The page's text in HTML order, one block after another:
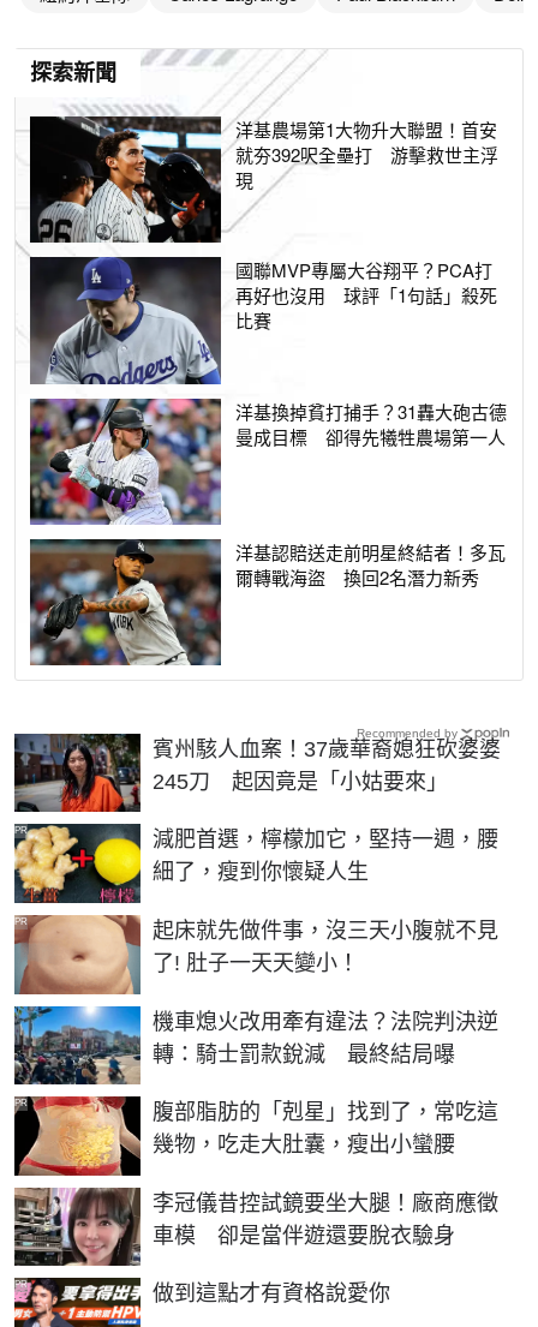
探索新聞
洋基農場第1大物升大聯盟！首安
就夯392呎全壘打 游擊救世主浮
現
國聯MVP專屬大谷翔平？PCA打
再好也沒用 球評「1句話」殺死
比賽
洋基換掉貧打捕手？31轟大砲古德
曼成目標 卻得先犧牲農場第一人
洋基認賠送走前明星終結者！多瓦
爾轉戰海盜 換回2名潛力新秀
賓州駭人血案！37歲華裔媳狂砍婆婆
245刀 起因竟是「小姑要來」
減肥首選，檸檬加它，堅持一週，腰
細了，瘦到你懷疑人生
PR
起床就先做件事，沒三天小腹就不見
了! 肚子一天天變小！
PR
機車熄火改用牽有違法？法院判決逆
轉：騎士罰款銳減 最終結局曝
腹部脂肪的「剋星」找到了，常吃這
幾物，吃走大肚囊，瘦出小蠻腰
PR
李冠儀昔控試鏡要坐大腿！廠商應徵
車模 卻是當伴遊還要脫衣驗身
做到這點才有資格說愛你
PR
Recommended by